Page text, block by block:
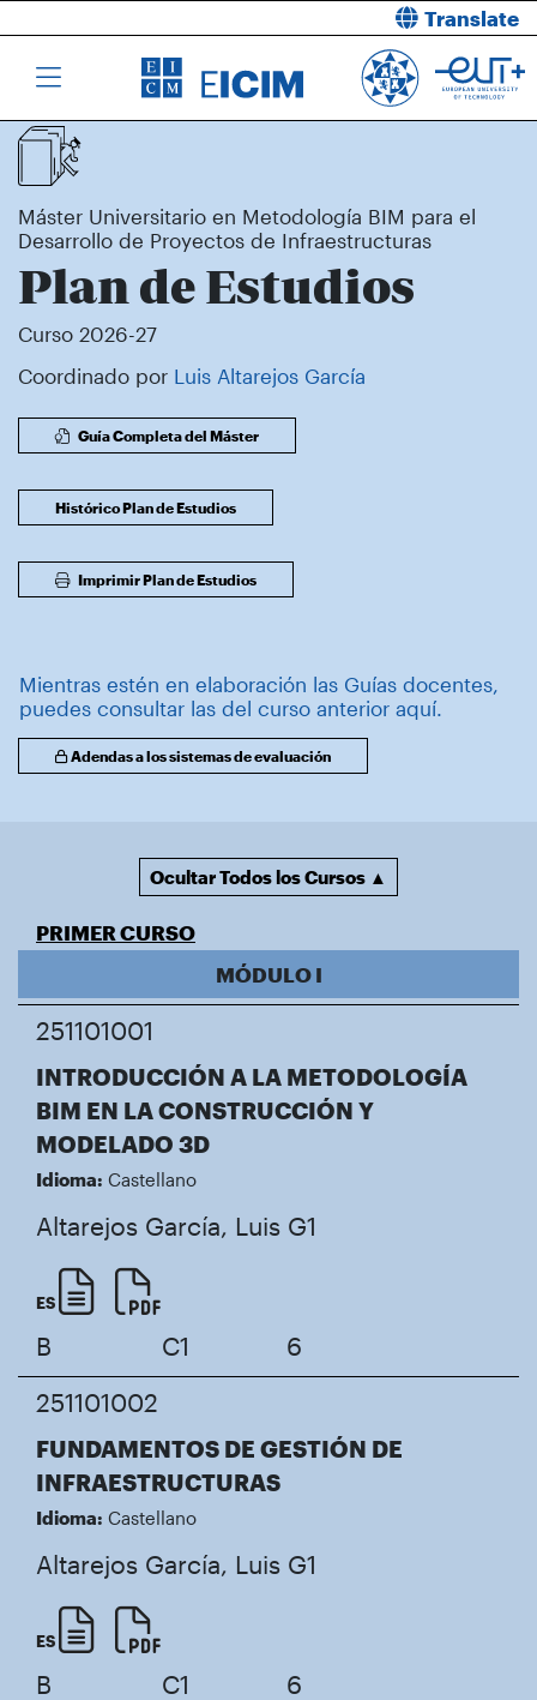
Translate
Máster Universitario en Metodología BIM para el
Desarrollo de Proyectos de Infraestructuras
Plan de Estudios
Curso 2026-27
Coordinado por Luis Altarejos García
Guía Completa del Máster
Histórico Plan de Estudios
Imprimir Plan de Estudios
Mientras estén en elaboración las Guías docentes,
puedes consultar las del curso anterior aquí.
Adendas a los sistemas de evaluación
Ocultar Todos los Cursos ▲
PRIMER CURSO
MÓDULO I
251101001
INTRODUCCIÓN A LA METODOLOGÍA
BIM EN LA CONSTRUCCIÓN Y
MODELADO 3D
Idioma: Castellano
Altarejos García, Luis G1
ES
B C1
6
251101002
FUNDAMENTOS DE GESTIÓN DE
INFRAESTRUCTURAS
Idioma: Castellano
Altarejos García, Luis G1
ES
B C1
6